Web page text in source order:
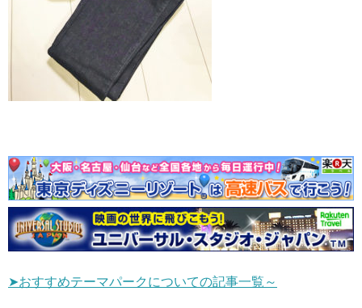
➤おすすめテーマパークについての記事一覧～